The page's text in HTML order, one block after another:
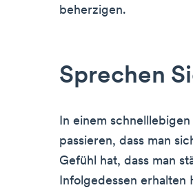
beherzigen.
Sprechen
In einem
passieren, dass man
Gefühl hat, dass man
Infolgedessen erhalten